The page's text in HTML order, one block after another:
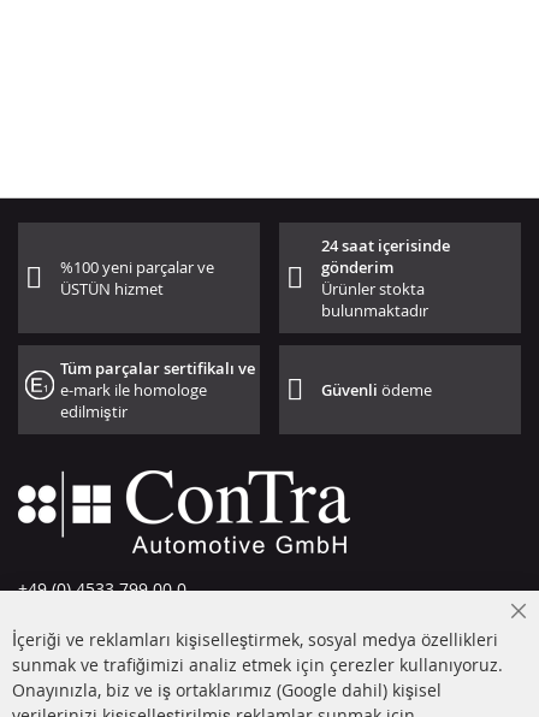
%100 yeni parçalar ve
ÜSTÜN hizmet
24 saat içerisinde
gönderim
Ürünler stokta
bulunmaktadır
Tüm parçalar sertifikalı ve
e-mark ile homologe
edilmiştir
Güvenliödeme
+49 (0) 4533 799 00 0
info@contra-automotive.de
facebook
instagram
İçeriği ve reklamları kişiselleştirmek, sosyal medya özellikleri
sunmak ve trafiğimizi analiz etmek için çerezler kullanıyoruz.
Onayınızla, biz ve iş ortaklarımız (Google dahil) kişisel